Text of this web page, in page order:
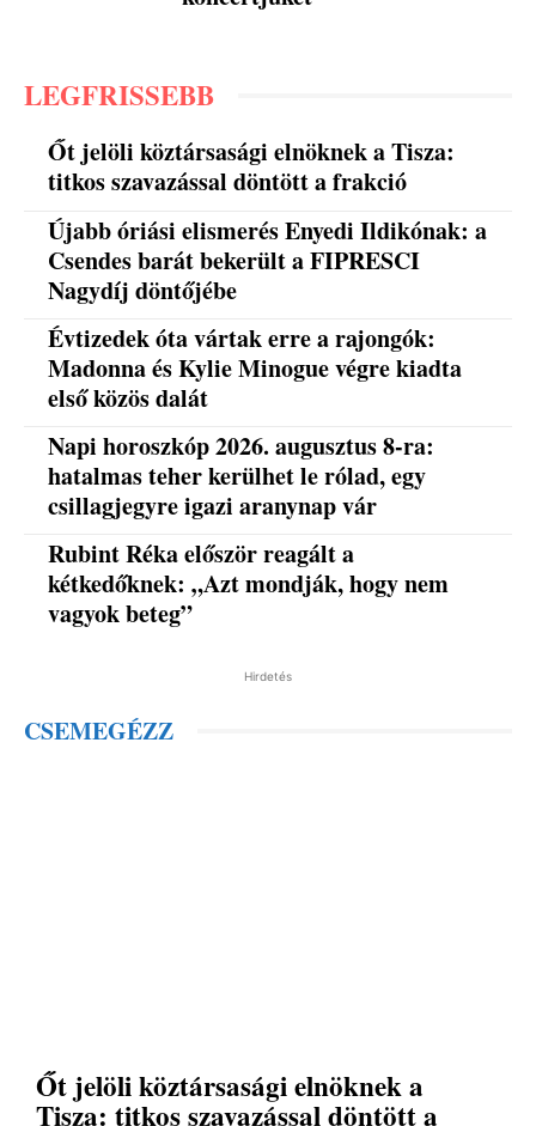
LEGFRISSEBB
Őt jelöli köztársasági elnöknek a Tisza:
titkos szavazással döntött a frakció
Újabb óriási elismerés Enyedi Ildikónak: a
Csendes barát bekerült a FIPRESCI
Nagydíj döntőjébe
Évtizedek óta vártak erre a rajongók:
Madonna és Kylie Minogue végre kiadta
első közös dalát
Napi horoszkóp 2026. augusztus 8-ra:
hatalmas teher kerülhet le rólad, egy
csillagjegyre igazi aranynap vár
Rubint Réka először reagált a
kétkedőknek: „Azt mondják, hogy nem
vagyok beteg”
Hirdetés
CSEMEGÉZZ
Őt jelöli köztársasági elnöknek a
Tisza: titkos szavazással döntött a